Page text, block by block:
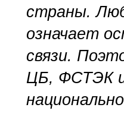
страны.
означает
связи.
ЦБ, ФСТЭК